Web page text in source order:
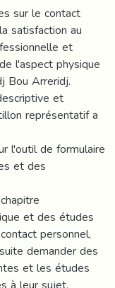
sur le contact
satisfaction au
et
l'aspect physique
Bou Arreridj.
et
représentatif a
l'outil de formulaire
et des
et des études
personnel,
demander des
et les études